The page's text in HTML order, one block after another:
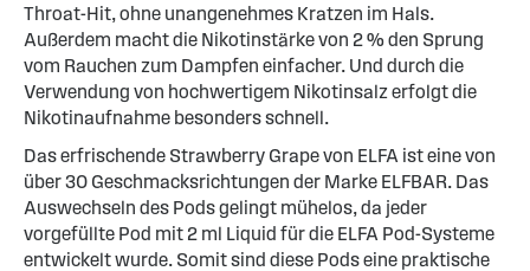
Throat-Hit, ohne unangenehmes Kratzen im Hals.
Außerdem macht die Nikotinstärke von 2 % den Sprung
vom Rauchen zum Dampfen einfacher. Und durch die
Verwendung von hochwertigem Nikotinsalz erfolgt die
Nikotinaufnahme besonders schnell.
Das erfrischende Strawberry Grape von ELFA ist eine von
über 30 Geschmacksrichtungen der Marke ELFBAR. Das
Auswechseln des Pods gelingt mühelos, da jeder
vorgefüllte Pod mit 2 ml Liquid für die ELFA Pod-Systeme
entwickelt wurde. Somit sind diese Pods eine praktische